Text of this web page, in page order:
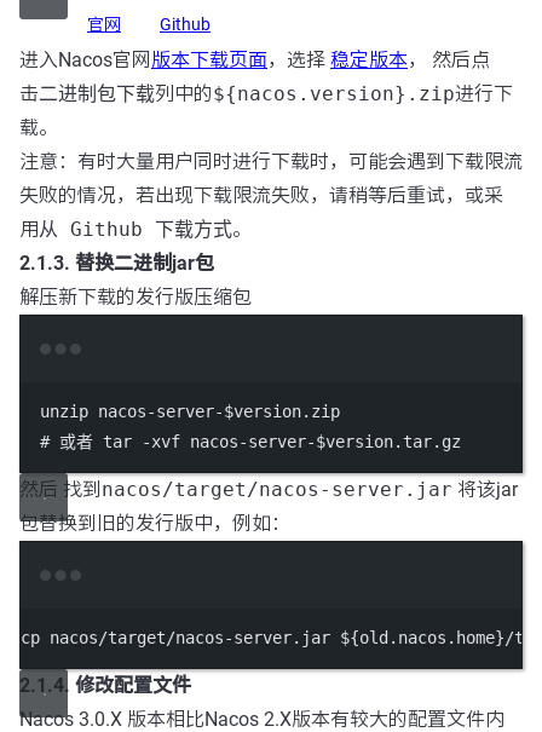
官网 Github
进入Nacos官网 版本下载页面，选择 稳定版本， 然后点
击二进制包下载列中的${nacos.version}.zip进行下
载。
注意：有时大量用户同时进行下载时，可能会遇到下载限流
失败的情况，若出现下载限流失败，请稍等后重试，或采
用从 Github 下载方式。
2.1.3. 替换二进制jar包
解压新下载的发行版压缩包
unzip nacos-server-$version.zip
# 或者 tar -xvf nacos-server-$version.tar.gz
然后 找到 nacos/target/nacos-server.jar 将该jar
包替换到旧的发行版中，例如：
cp nacos/target/nacos-server.jar ${old.nacos.home}/
2.1.4. 修改配置文件
Nacos 3.0.X 版本相比Nacos 2.X版本有较大的配置文件内